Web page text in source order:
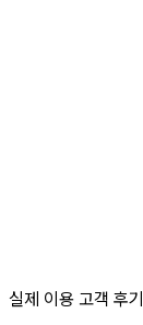
실제 이용 고객 후기